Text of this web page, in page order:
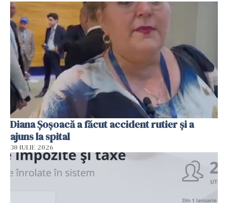
Diana Șoșoacă a făcut accident rutier și a
ajuns la spital
30 IULIE 2026